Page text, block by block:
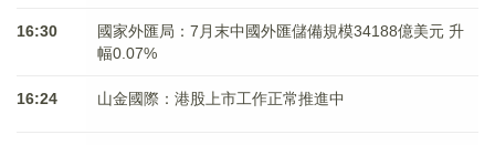
16:30
國家外匯局：7月末中國外匯儲備規模34188億美元 升
幅0.07%
16:24 山金國際：港股上市工作正常推進中